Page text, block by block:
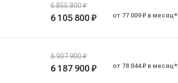
6 855 800 ₽
6 105 800 ₽ от 77 009 ₽ в месяц*
6 937 900 ₽
6 187 900 ₽ от 78 044 ₽ в месяц*